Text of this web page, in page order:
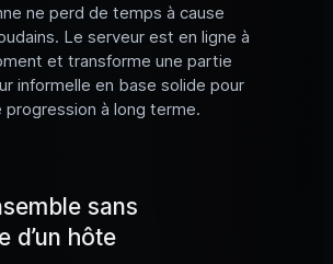
ne perd de temps à cause
Le serveur est en ligne à
et transforme une partie
informelle en base solide pour
progression à long terme.
sans
d’un hôte